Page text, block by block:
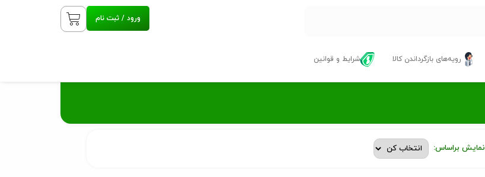
ورود / ثبت نام
رویه‌های بازگرداندن کالا شرایط و قوانین
نمایش براساس: